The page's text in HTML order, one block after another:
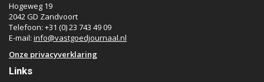
Hogeweg 19
2042 GD Zandvoort
Telefoon: +31 (0) 23 743 49 09
E-mail: info@vastgoedjournaal.nl
Onze privacyverklaring
Links